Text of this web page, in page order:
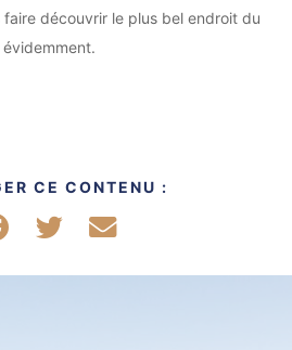
découvrir le plus bel endroit du
CE CONTENU :
Partager sur Facebook
Partager sur Twitter
Partager par mail